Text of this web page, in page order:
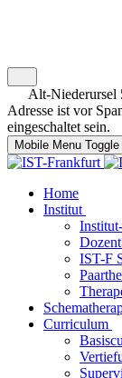
Alt-Niederursel
Adresse ist vor
eingeschaltet sein.
Mobile Menu Toggle
Home
Institut
IST-F
Curriculum